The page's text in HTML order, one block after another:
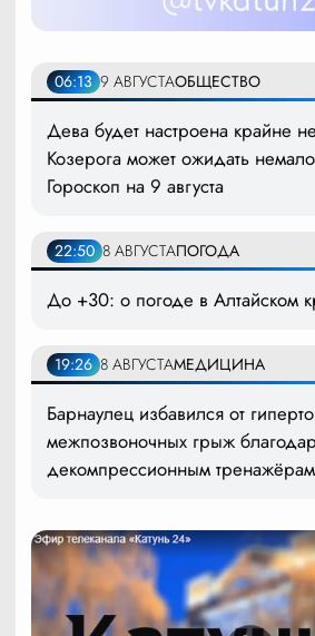
06:13 9 АВГУСТАОБЩЕСТВО
Дева будет настроена крайне
Козерога может ожидать
Гороскоп на 9 августа
22:50 8 АВГУСТАПОГОДА
До +30: о погоде в Алтайском
19:26 8 АВГУСТАМЕДИЦИНА
Барнаулец избавился от
межпозвоночных грыж
декомпрессионным тренажёрам